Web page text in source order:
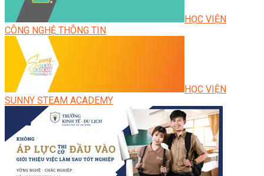
HỌC VIỆN
CÔNG NGHỆ THÔNG TIN
HỌC VIỆN
SUNNY STEAM ACADEMY